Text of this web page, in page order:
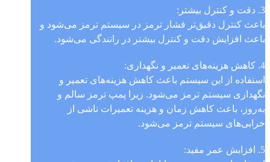
3. دقت و کنترل بیشتر:
باعث کنترل دقیق‌تر فشار ترمز در سیستم ترمز می‌شود و
باعث افزایش دقت و کنترل بیشتر در رانندگی می‌شود.
4. کاهش هزینه‌های تعمیر و نگهداری:
استفاده از این سیستم باعث کاهش هزینه‌های تعمیر و
نگهداری سیستم ترمز می‌شود. زیرا پمپ ترمز سالم و
به‌روز، باعث کاهش زمان و هزینه تعمیرات ناشی از
خرابی‌های سیستم ترمز می‌شود.
5. افزایش عمر مفید: